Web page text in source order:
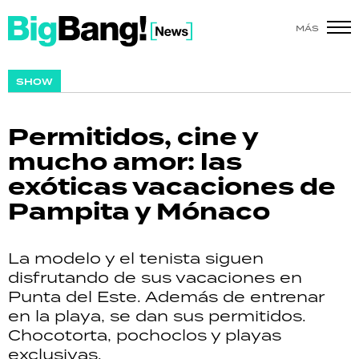
MÁS
SHOW
Permitidos, cine y
mucho amor: las
exóticas vacaciones de
Pampita y Mónaco
La modelo y el tenista siguen
disfrutando de sus vacaciones en
Punta del Este. Además de entrenar
en la playa, se dan sus permitidos.
Chocotorta, pochoclos y playas
exclusivas.
SHOW
ACTUALIDAD
POLICIALES
ECONOMÍA
GRAN HERMANO
SALUD
DEPORTES